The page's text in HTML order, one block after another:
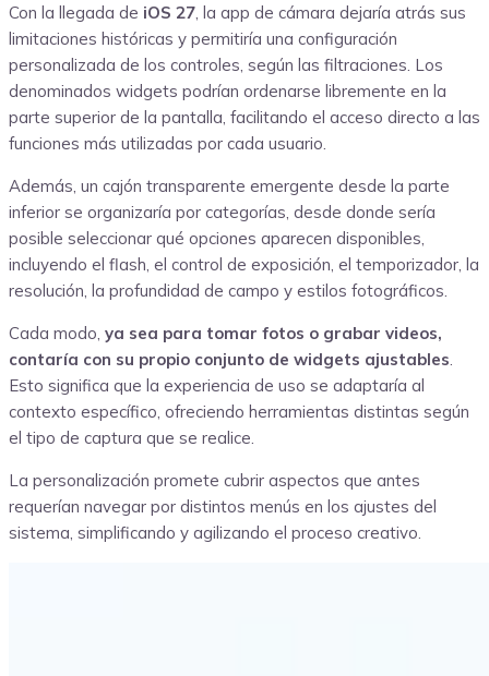
Con la llegada de iOS 27 , la app de cámara dejaría atrás sus
limitaciones históricas y permitiría una configuración
personalizada de los controles, según las filtraciones. Los
denominados widgets podrían ordenarse libremente en la
parte superior de la pantalla, facilitando el acceso directo a las
funciones más utilizadas por cada usuario.
Además, un cajón transparente emergente desde la parte
inferior se organizaría por categorías, desde donde sería
posible seleccionar qué opciones aparecen disponibles,
incluyendo el flash, el control de exposición, el temporizador, la
resolución, la profundidad de campo y estilos fotográficos.
Cada modo, ya sea para tomar fotos o grabar videos,
contaría con su propio conjunto de widgets ajustables
Esto significa que la experiencia de uso se adaptaría al
contexto específico, ofreciendo herramientas distintas según
el tipo de captura que se realice.
La personalización promete cubrir aspectos que antes
requerían navegar por distintos menús en los ajustes del
sistema, simplificando y agilizando el proceso creativo.